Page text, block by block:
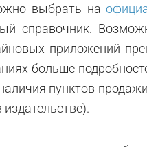
выбрать на
справочник.
приложений
больше
пунктов